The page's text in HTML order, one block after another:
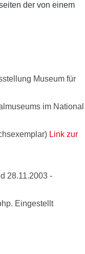
der von einem
Museum für
im National
Link zur
28.11.2003 -
Eingestellt